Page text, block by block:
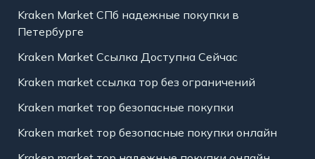
Kraken Market СПб надежные покупки в
Петербурге
Kraken Market Ссылка Доступна Сейчас
Kraken market ссылка тор без ограничений
Kraken market тор безопасные покупки
Kraken market тор безопасные покупки онлайн